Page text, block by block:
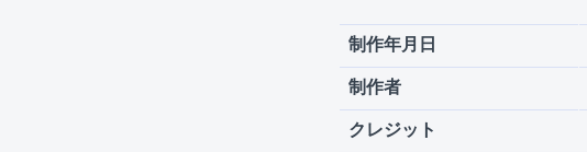
制作年月日
制作者
クレジット